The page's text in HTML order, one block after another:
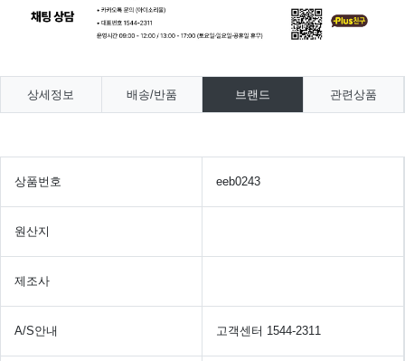
상세정보 배송/반품 브랜드 관련상품
상품번호 eeb0243
원산지
제조사
A/S안내 고객센터 1544-2311